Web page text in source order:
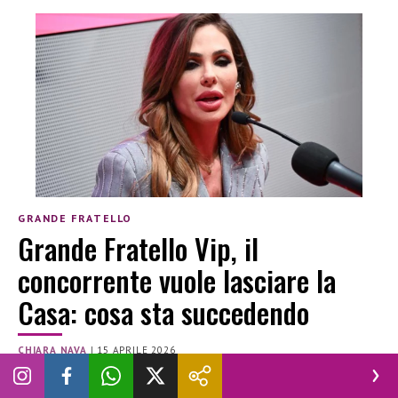
GRANDE FRATELLO
Grande Fratello Vip, il
concorrente vuole lasciare la
Casa: cosa sta succedendo
CHIARA NAVA | 15 APRILE 2026
GRANDE FRATELLO GRANDE FRATELLO VIP